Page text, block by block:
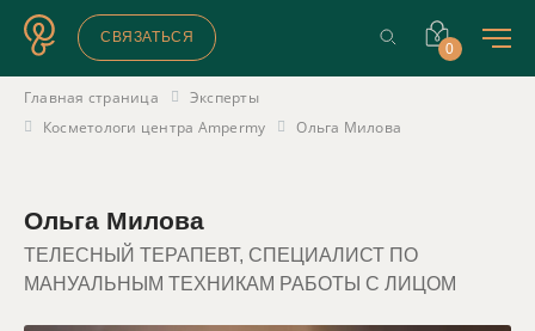
СВЯЗАТЬСЯ
0
Главная страница
Эксперты
Косметологи центра Ampermy
Ольга Милова
Ольга Милова
ТЕЛЕСНЫЙ ТЕРАПЕВТ, СПЕЦИАЛИСТ ПО
МАНУАЛЬНЫМ ТЕХНИКАМ РАБОТЫ С ЛИЦОМ